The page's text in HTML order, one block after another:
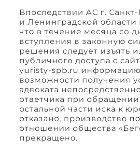
Впоследствии АС г.
и Ленинградской области
что в течение месяца со
вступления в законную
решения следует изъять
публичного доступа с
yuristy-spb.ru
возможности получения
адвоката
ответчика при
остальной части иска к
отказано, производство
отношении общества
прекращено.